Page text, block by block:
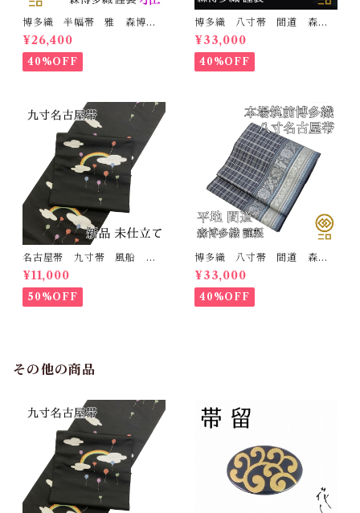
博多織 半幅帯 雅 森博多
織 正絹 リバーシブル 長
さ/3m78cm 日本製 和装
小袋帯 半巾帯
¥26,400
40%OFF
博多織 八寸帯 間道 森博
多織 正絹 日本製 未仕立
て 名古屋帯
¥33,000
40%OFF
名古屋帯 九寸帯 風船
雲 虹 正絹 日本製 九寸
名古屋帯
¥11,000
50%OFF
博多織 八寸帯 間道 森博
多織 正絹 日本製 未仕立
て 名古屋帯
¥33,000
40%OFF
その他の商品